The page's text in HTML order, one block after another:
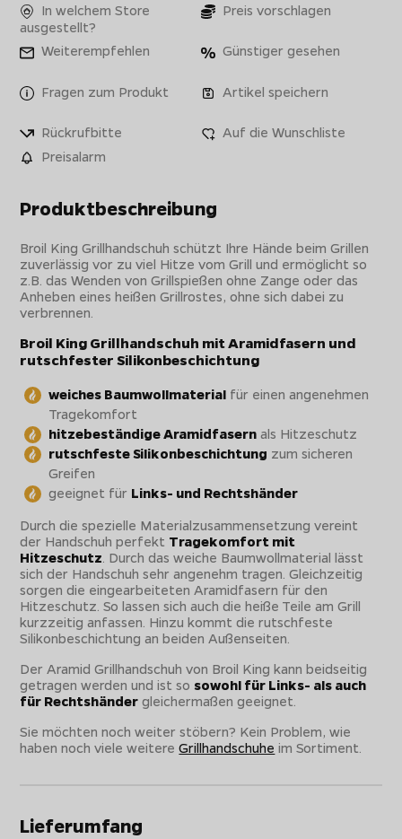
In welchem Store
ausgestellt?
Preis vorschlagen
Weiterempfehlen Günstiger gesehen
Fragen zum Produkt Artikel speichern
Rückrufbitte
Auf die Wunschliste
Preisalarm
Produktbeschreibung
Broil King Grillhandschuh schützt Ihre Hände beim Grillen
zuverlässig vor zu viel Hitze vom Grill und ermöglicht so
z.B. das Wenden von Grillspießen ohne Zange oder das
Anheben eines heißen Grillrostes, ohne sich dabei zu
verbrennen.
Broil King Grillhandschuh mit Aramidfasern und
rutschfester Silikonbeschichtung
weiches Baumwollmaterial für einen angenehmen
Tragekomfort
hitzebeständige Aramidfasern als Hitzeschutz
rutschfeste Silikonbeschichtung zum sicheren
Greifen
geeignet für Links- und Rechtshänder
Durch die spezielle Materialzusammensetzung vereint
der Handschuh perfekt Tragekomfort mit
Hitzeschutz. Durch das weiche Baumwollmaterial lässt
sich der Handschuh sehr angenehm tragen. Gleichzeitig
sorgen die eingearbeiteten Aramidfasern für den
Hitzeschutz. So lassen sich auch die heiße Teile am Grill
kurzzeitig anfassen. Hinzu kommt die rutschfeste
Silikonbeschichtung an beiden Außenseiten.
Der Aramid Grillhandschuh von Broil King kann beidseitig
getragen werden und ist so sowohl für Links- als auch
für Rechtshänder gleichermaßen geeignet.
Sie möchten noch weiter stöbern? Kein Problem, wie
haben noch viele weitereGrillhandschuhe im Sortiment.
Lieferumfang